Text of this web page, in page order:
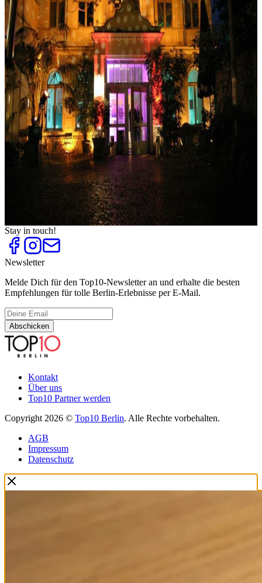
Besondere Stadtführungen
Top10
Besondere Stadtrundfahrten
Top10
Besonders kuriose Museen
Top 10
DDR hautnah erleben
Top10
Deutsch-Deutsche Geschichte
Top10
Filmkulissen
Top 10
Improtheater
Top 10
Lesecafés und Literaturcafés
Sehenswürdigkeiten der Superlative
Überraschende Kulturorte
Stay in touch!
Newsletter
Melde Dich für den Top10-Newsletter an und erhalte die besten
Empfehlungen für tolle Berlin-Erlebnisse per E-Mail.
Abschicken
Kontakt
Über uns
Top10 Partner werden
Copyright 2026 © Top10 Berlin. Alle Rechte vorbehalten.
AGB
Impressum
Datenschutz